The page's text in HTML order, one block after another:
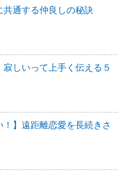
通する仲良しの秘訣
しいって上手く伝える５
！】遠距離恋愛を長続きさ